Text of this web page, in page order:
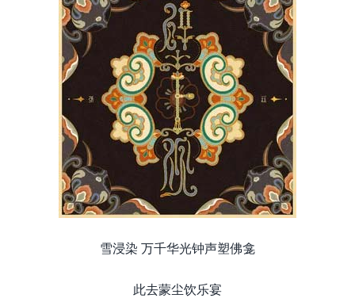
雪浸染 万千华光钟声塑佛龛
此去蒙尘饮乐宴